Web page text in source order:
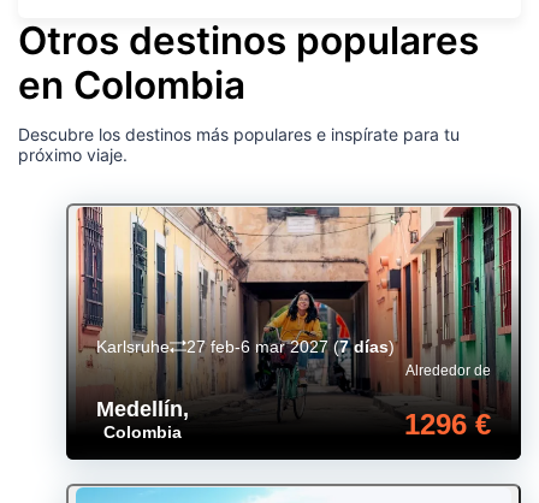
Otros destinos populares
en Colombia
Descubre los destinos más populares e inspírate para tu
próximo viaje.
Medellín,
Colombia
Alrededor de
1296 €
Karlsruhe 27 feb-6 mar 2027(7 días)